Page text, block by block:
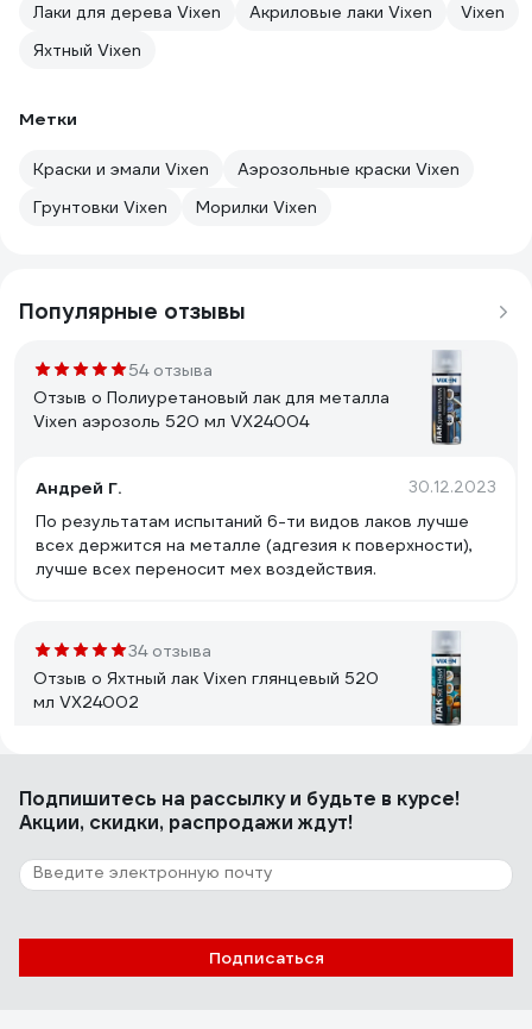
Лаки для дерева Vixen
Акриловые лаки Vixen
Vixen
Яхтный Vixen
Метки
Краски и эмали Vixen
Аэрозольные краски Vixen
Грунтовки Vixen
Морилки Vixen
Популярные отзывы
54 отзыва
Отзыв о Полиуретановый лак для металла
Vixen аэрозоль 520 мл VX24004
Андрей Г. 30.12.2023
По результатам испытаний 6-ти видов лаков лучше
всех держится на металле (адгезия к поверхности),
лучше всех переносит мех воздействия.
34 отзыва
Отзыв о Яхтный лак Vixen глянцевый 520
мл VX24002
Небольшая цена, нормальный объём ,не плохой
распылитель ,запах выветрился быстро .
Отзыв о Полиуретановый лак для дерева
Vixen аэрозоль 520 мл VX24005
Подпишитесь на рассылкуи будьте в курсе!
Акции, скидки, распродажи ждут!
Подписаться